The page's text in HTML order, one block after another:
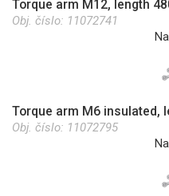
Torque arm M12, length
Obj. číslo: 11072741
Torque arm M6 insulated,
Obj. číslo: 11072795